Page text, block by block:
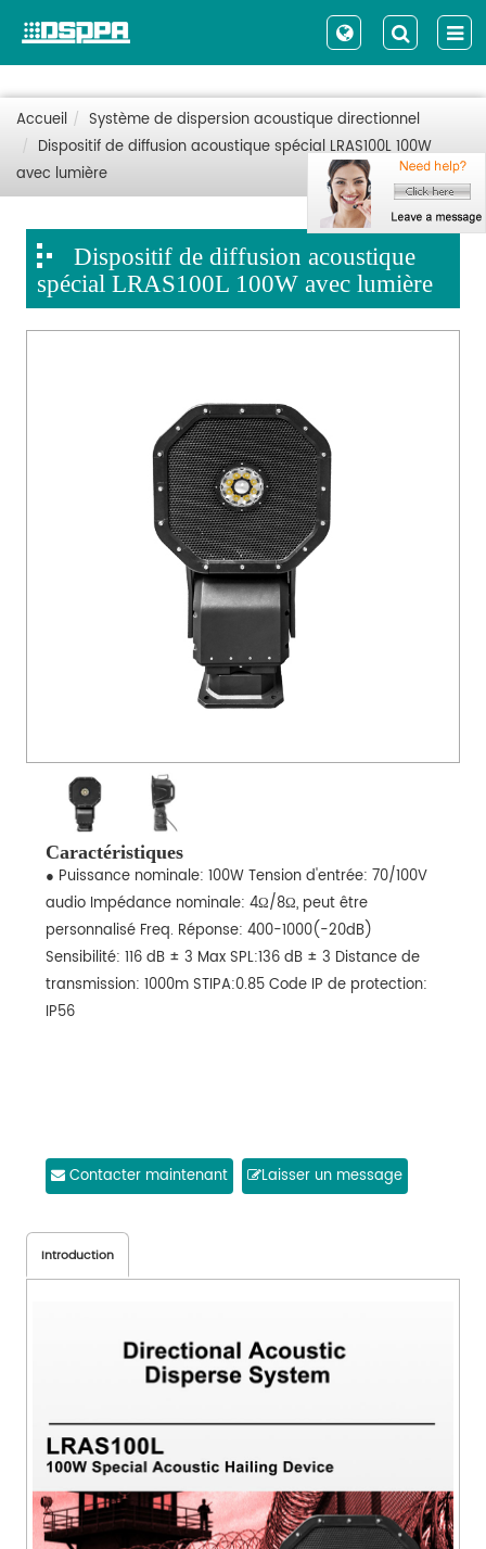
Accueil
Système de dispersion acoustique directionnel
Dispositif de diffusion acoustique spécial LRAS100L 100W
avec lumière
Dispositif de diffusion acoustique
spécial LRAS100L 100W avec lumière
Caractéristiques
● Puissance nominale: 100W Tension d'entrée: 70/100V
audio Impédance nominale: 4Ω/8Ω, peut être
personnalisé Freq. Réponse: 400-1000(-20dB)
Sensibilité: 116 dB ± 3 Max SPL:136 dB ± 3 Distance de
transmission: 1000m STIPA:0.85 Code IP de protection:
IP56
Contacter maintenant Laisser un message
Introduction